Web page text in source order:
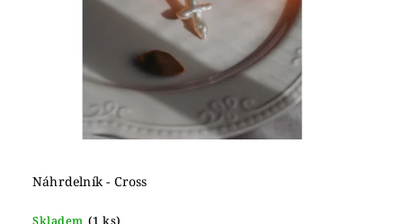
Náhrdelník - Cross
Skladem (1 ks)